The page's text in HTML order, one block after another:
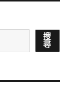
搜
尋